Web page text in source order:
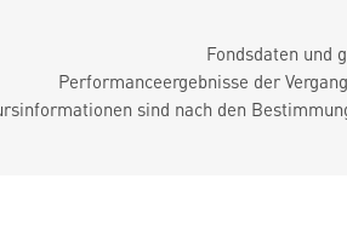
Fondsdaten und
Performanceergebnisse der
sind nach den